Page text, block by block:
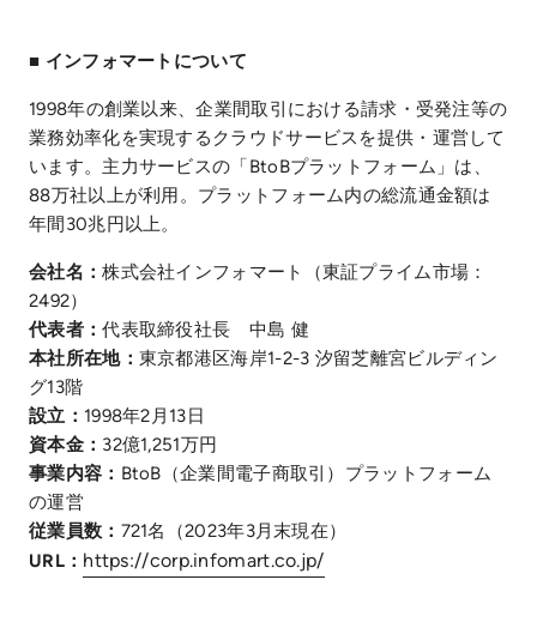
■ インフォマートについて
1998年の創業以来、企業間取引における請求・受発注等の
業務効率化を実現するクラウドサービスを提供・運営して
います。主力サービスの「BtoBプラットフォーム」は、
88万社以上が利用。プラットフォーム内の総流通金額は
年間30兆円以上。
会社名：株式会社インフォマート（東証プライム市場：
2492）
代表者：代表取締役社長 中島 健
本社所在地： 東京都港区海岸1-2-3 汐留芝離宮ビルディン
グ13階
設立： 1998年2月13日
資本金： 32億1,251万円
事業内容： BtoB（企業間電子商取引）プラットフォーム
の運営
従業員数： 721名（2023年3月末現在）
URL： https://corp.infomart.co.jp/